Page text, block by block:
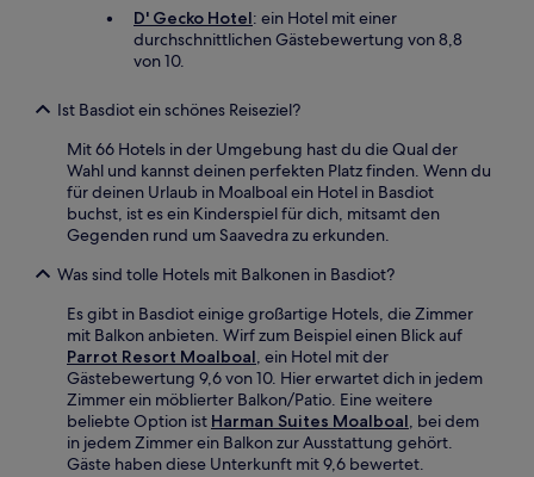
D' Gecko Hotel: ein Hotel mit einer
durchschnittlichen Gästebewertung von 8,8
von 10.
Ist Basdiot ein schönes Reiseziel?
Mit 66 Hotels in der Umgebung hast du die Qual der
Wahl und kannst deinen perfekten Platz finden. Wenn du
für deinen Urlaub in Moalboal ein Hotel in Basdiot
buchst, ist es ein Kinderspiel für dich, mitsamt den
Gegenden rund um Saavedra zu erkunden.
Was sind tolle Hotels mit Balkonen in Basdiot?
Es gibt in Basdiot einige großartige Hotels, die Zimmer
mit Balkon anbieten. Wirf zum Beispiel einen Blick auf
Parrot Resort Moalboal, ein Hotel mit der
Gästebewertung 9,6 von 10. Hier erwartet dich in jedem
Zimmer ein möblierter Balkon/Patio. Eine weitere
beliebte Option ist Harman Suites Moalboal, bei dem
in jedem Zimmer ein Balkon zur Ausstattung gehört.
Gäste haben diese Unterkunft mit 9,6 bewertet.